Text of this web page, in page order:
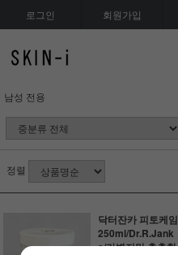
로그인 회원가입
남성 전용
정렬
닥터잔카 피토케임
250ml/Dr.R.Jank
a/가볍지만 촉촉한